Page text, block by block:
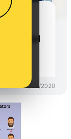
hay
o
del
05/03/2020